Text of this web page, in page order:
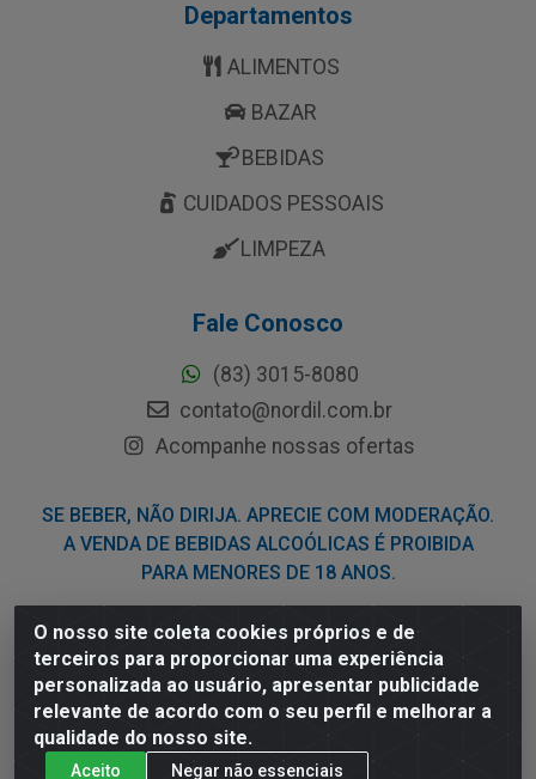
O nosso site coleta cookies próprios e de
terceiros para proporcionar uma experiência
personalizada ao usuário, apresentar publicidade
relevante de acordo com o seu perfil e melhorar a
qualidade do nosso site.
Aceito Negar não essenciais
Departamentos
ALIMENTOS
BAZAR
BEBIDAS
CUIDADOS PESSOAIS
LIMPEZA
Fale Conosco
(83) 3015-8080
contato@nordil.com.br
Acompanhe nossas ofertas
SE BEBER, NÃO DIRIJA. APRECIE COM MODERAÇÃO.
A VENDA DE BEBIDAS ALCOÓLICAS É PROIBIDA
PARA MENORES DE 18 ANOS.
Nordil Distribuidora - Avenida Liberdade, 2738, Bloco F -
Sesi - Bayeux/PB - CEP 58.111-400 - CNPJ
03.775.813/0001-41